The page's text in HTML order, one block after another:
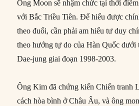
Ông Moon sẽ nhậm chức tại thời
với Bắc Triều Tiên. Để hiểu được
theo đuổi, cần phải am hiểu tư duy
theo hướng tự do của Hàn Quốc
Dae-jung giai đoạn 1998-2003.
Ông Kim đã chứng kiến Chiến tranh
cách hòa bình ở Châu Âu, và ông